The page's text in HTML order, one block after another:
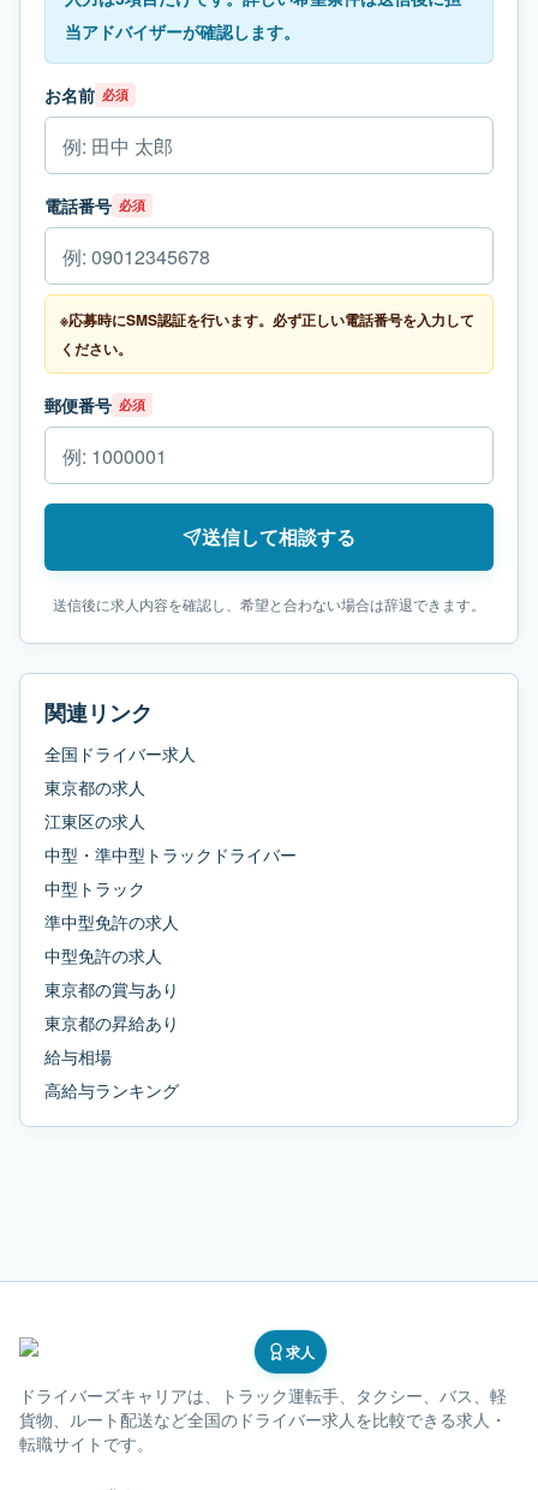
当アドバイザーが確認します。
お名前 必須
電話番号 必須
※応募時にSMS認証を行います。必ず正しい電話番号を入力して
ください。
郵便番号 必須
送信して相談する
送信後に求人内容を確認し、希望と合わない場合は辞退できます。
関連リンク
全国ドライバー求人
東京都の求人
江東区の求人
中型・準中型トラックドライバー
中型トラック
準中型免許の求人
中型免許の求人
東京都の賞与あり
東京都の昇給あり
給与相場
高給与ランキング
求人
ドライバーズキャリアは、トラック運転手、タクシー、バス、軽
貨物、ルート配送など全国のドライバー求人を比較できる求人・
転職サイトです。